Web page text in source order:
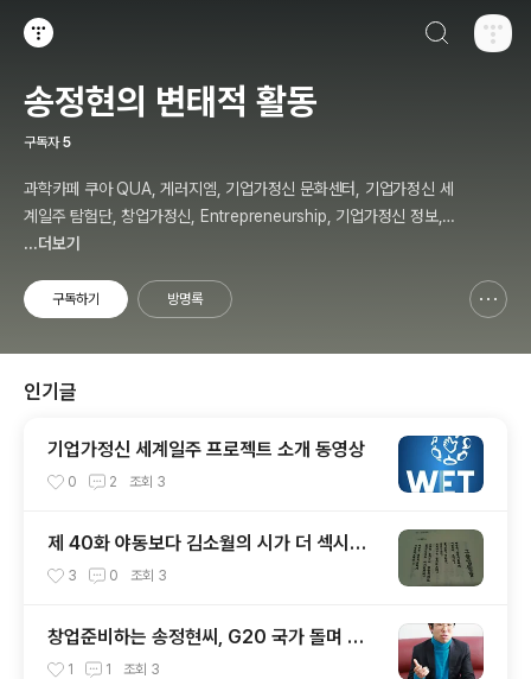
송정현의 변태적 활동
구독자 5
과학카페 쿠아 QUA, 게러지엠, 기업가정신 문화센터, 기업가정신 세
계일주 탐험단, 창업가정신, Entrepreneurship, 기업가정신 정보,
칼럼, 저자, 강사, 송정현, Budher Song
...더보기
구독하기 방명록
인기글
기업가정신 세계일주 프로젝트 소개 동영상
0 2 조회 3
제 40화 야동보다 김소월의 시가 더 섹시하
다 - 기업가정신 세계일주
3 0 조회 3
창업준비하는 송정현씨, G20 국가 돌며 청
년CEO를 만나다 - 기업가정신 세계일주
1 1 조회 3